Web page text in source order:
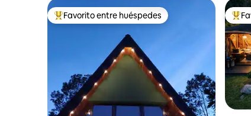
Favorito entre huéspedes preferido
Favorito entre huéspedes